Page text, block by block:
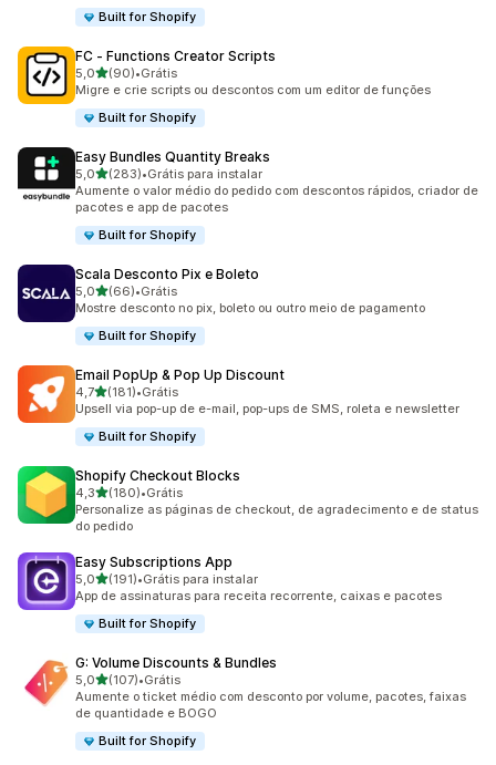
Built for Shopify
FC ‑ Functions Creator Scripts
5,0de 5 estrelas
(90)
90 avaliações ao todo
•Grátis
Migre e crie scripts ou descontos com um editor de funções
Built for Shopify
Easy Bundles Quantity Breaks
5,0de 5 estrelas
(283)
283 avaliações ao todo
•Grátis para instalar
Aumente o valor médio do pedido com descontos rápidos, criador de
pacotes e app de pacotes
Built for Shopify
Scala Desconto Pix e Boleto
5,0de 5 estrelas
(66)
66 avaliações ao todo
•Grátis
Mostre desconto no pix, boleto ou outro meio de pagamento
Built for Shopify
Email PopUp & Pop Up Discount
4,7de 5 estrelas
(181)
181 avaliações ao todo
•Grátis
Upsell via pop-up de e-mail, pop-ups de SMS, roleta e newsletter
Built for Shopify
Shopify Checkout Blocks
4,3de 5 estrelas
(180)
180 avaliações ao todo
•Grátis
Personalize as páginas de checkout, de agradecimento e de status
do pedido
Easy Subscriptions App
5,0de 5 estrelas
(191)
191 avaliações ao todo
•Grátis para instalar
App de assinaturas para receita recorrente, caixas e pacotes
Built for Shopify
G: Volume Discounts & Bundles
5,0de 5 estrelas
(107)
107 avaliações ao todo
•Grátis
Aumente o ticket médio com desconto por volume, pacotes, faixas
de quantidade e BOGO
Built for Shopify